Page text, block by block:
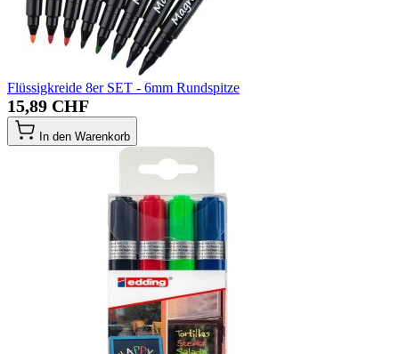
Flüssigkreide 8er SET - 6mm Rundspitze
15,89 CHF
In den Warenkorb